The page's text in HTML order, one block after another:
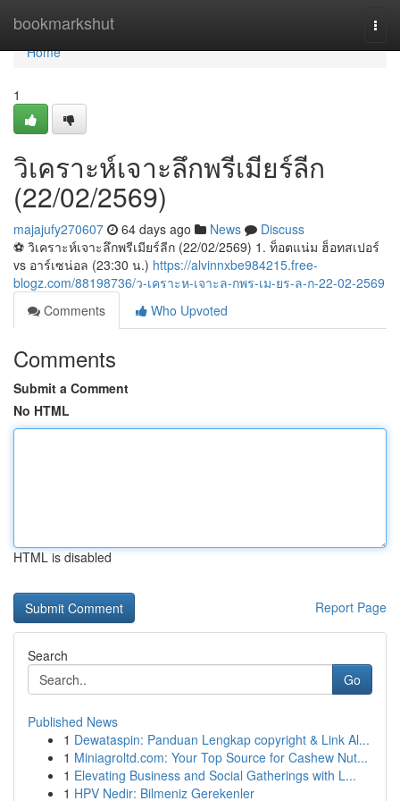
bookmarkshut
Home
Home
1
วิเคราะห์เจาะลึกพรีเมียร์ลีก
(22/02/2569)
majajufy270607 64 days ago News
Discuss
⚽️ วิเคราะห์เจาะลึกพรีเมียร์ลีก (22/02/2569) 1. ท็อตแน่ม ฮ็อทสเปอร์
vs อาร์เซน่อล (23:30 น.) https://alvinnxbe984215.free-
blogz.com/88198736/ว-เคราะห-เจาะล-กพร-เม-ยร-ล-ก-22-02-2569
Comments
Who Upvoted
Comments
Submit a Comment
No HTML
HTML is disabled
Report Page
Search
Go
Published News
1 Dewataspin: Panduan Lengkap copyright & Link Al...
1 Miniagroltd.com: Your Top Source for Cashew Nut...
1 Elevating Business and Social Gatherings with L...
1 HPV Nedir: Bilmeniz Gerekenler